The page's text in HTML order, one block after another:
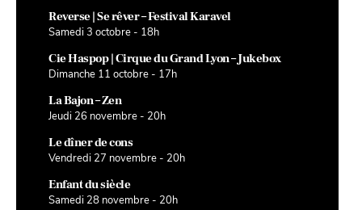
Reverse | Se rêver – Festival Karavel
Samedi 3 octobre - 18h
Cie Haspop | Cirque du Grand Lyon – Jukebox
Dimanche 11 octobre - 17h
La Bajon – Zen
Jeudi 26 novembre - 20h
Le dîner de cons
Vendredi 27 novembre - 20h
Enfant du siècle
Samedi 28 novembre - 20h